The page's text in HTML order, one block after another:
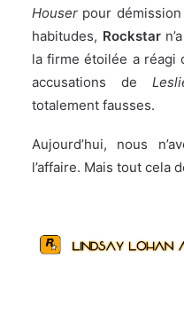
Houser pour
habitudes, Rockstar
la firme étoilée a réagi
accusations de
totalement fausses.
Aujourd’hui, nous
l’affaire. Mais tout cela